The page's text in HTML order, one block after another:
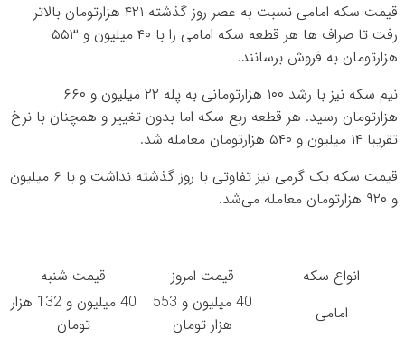
قیمت سکه امامی نسبت به عصر روز گذشته ۴۲۱ هزارتومان بالاتر
رفت تا صراف ها هر قطعه سکه امامی را با ۴۰ میلیون و ۵۵۳
هزارتومان به فروش برسانند.
نیم سکه نیز با رشد ۱۰۰ هزارتومانی به پله ۲۲ میلیون و ۶۶۰
هزارتومان رسید. هر قطعه ربع سکه اما بدون تغییر و همچنان با نرخ
تقریبا ۱۴ میلیون و ۵۴۰ هزارتومان معامله شد.
قیمت سکه یک گرمی نیز تفاوتی با روز گذشته نداشت و با ۶ میلیون
و ۹۲۰ هزارتومان معامله می‌شد.
انواع سکه قیمت امروز
قیمت شنبه
امامی
40 میلیون و 553
هزار تومان
40 میلیون و 132 هزار
تومان